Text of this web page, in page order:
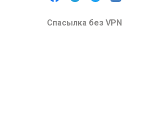
Спасылка без VPN